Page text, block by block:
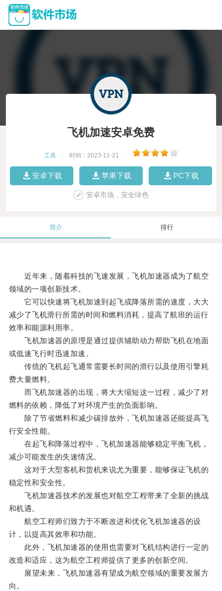
飞机加速安卓免费
工具 时间：2023-11-21
安卓下载 苹果下载 PC下载
安卓市场，安全绿色
简介 排行
近年来，随着科技的飞速发展，飞机加速器成为了航空
领域的一项创新技术。
它可以快速将飞机加速到起飞或降落所需的速度，大大
减少了飞机滑行所需的时间和燃料消耗，提高了航班的运行
效率和能源利用率。
飞机加速器的原理是通过提供辅助动力帮助飞机在地面
或低速飞行时迅速加速。
传统的飞机起飞通常需要长时间的滑行以及使用引擎耗
费大量燃料。
而飞机加速器的出现，将大大缩短这一过程，减少了对
燃料的依赖，降低了对环境产生的负面影响。
除了节省燃料和减少碳排放外，飞机加速器还能提高飞
行安全性能。
在起飞和降落过程中，飞机加速器能够稳定平衡飞机，
减少可能发生的失速情况。
这对于大型客机和货机来说尤为重要，能够保证飞机的
稳定性和安全性。
飞机加速器技术的发展也对航空工程带来了全新的挑战
和机遇。
航空工程师们致力于不断改进和优化飞机加速器的设
计，以提高其效率和功能。
此外，飞机加速器的使用也需要对飞机结构进行一定的
改造和适应，这为航空工程师提供了更多的创新空间。
展望未来，飞机加速器有望成为航空领域的重要发展方
向。